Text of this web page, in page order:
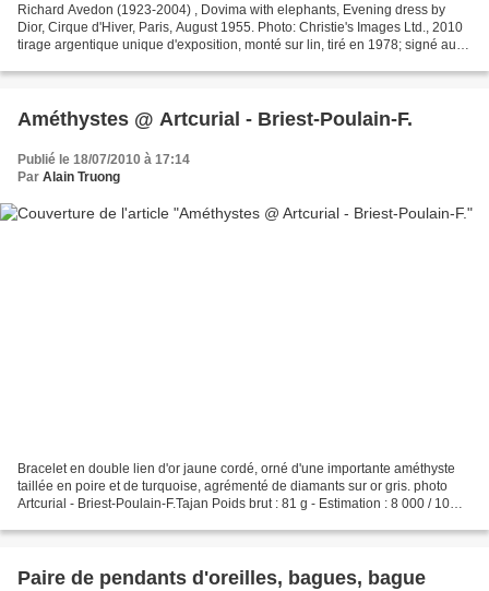
Richard Avedon (1923-2004) , Dovima with elephants, Evening dress by
Dior, Cirque d'Hiver, Paris, August 1955. Photo: Christie's Images Ltd., 2010
tirage argentique unique d'exposition, monté sur lin, tiré en 1978; signé au
Améthystes @ Artcurial - Briest-Poulain-F.
Publié le 18/07/2010 à 17:14
Par Alain Truong
Bracelet en double lien d'or jaune cordé, orné d'une importante améthyste
taillée en poire et de turquoise, agrémenté de diamants sur or gris. photo
Artcurial - Briest-Poulain-F.Tajan Poids brut : 81 g - Estimation : 8 000 / 10
Paire de pendants d'oreilles, bagues, bague